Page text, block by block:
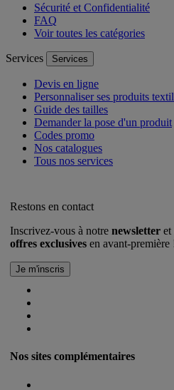
Sécurité et Confidentialité
FAQ
Voir toutes les catégories
Services Services
Devis en ligne
Personnaliser ses produits
Guide des tailles
Demander la pose d'un produit
Codes promo
Nos catalogues
Tous nos services
Restons en contact
Inscrivez-vous à notre newsletter et
offres exclusives en avant-première
Nos sites complémentaires